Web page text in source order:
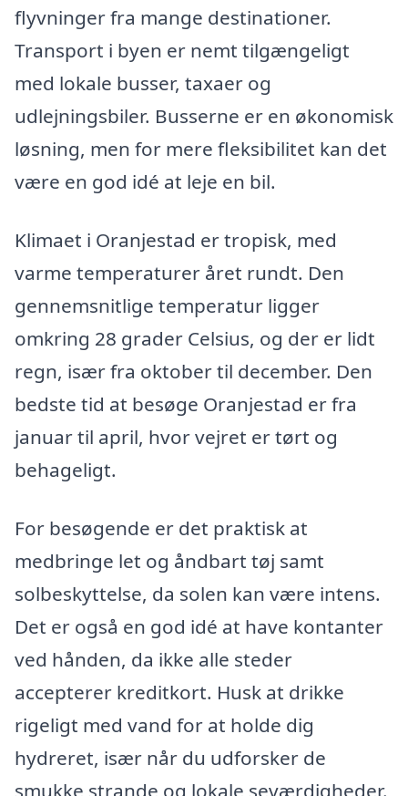
flyvninger fra mange destinationer.
Transport i byen er nemt tilgængeligt
med lokale busser, taxaer og
udlejningsbiler. Busserne er en økonomisk
løsning, men for mere fleksibilitet kan det
være en god idé at leje en bil.
Klimaet i Oranjestad er tropisk, med
varme temperaturer året rundt. Den
gennemsnitlige temperatur ligger
omkring 28 grader Celsius, og der er lidt
regn, især fra oktober til december. Den
bedste tid at besøge Oranjestad er fra
januar til april, hvor vejret er tørt og
behageligt.
For besøgende er det praktisk at
medbringe let og åndbart tøj samt
solbeskyttelse, da solen kan være intens.
Det er også en god idé at have kontanter
ved hånden, da ikke alle steder
accepterer kreditkort. Husk at drikke
rigeligt med vand for at holde dig
hydreret, især når du udforsker de
smukke strande og lokale seværdigheder.